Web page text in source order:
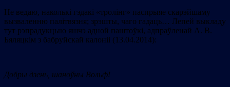
Не ведаю, наколькі гэдакі «тролінг» паспрыяе скарэйшаму
вызваленню палітвязня; зрэшты, чаго гадаць… Лепей выкладу
тут рэпрадукцыю яшчэ адной паштоўкі, адпраўленай А. В.
Бяляцкім з бабруйскай калоніі (13.04.2014):
Добры дзень, шаноўны Вольф!